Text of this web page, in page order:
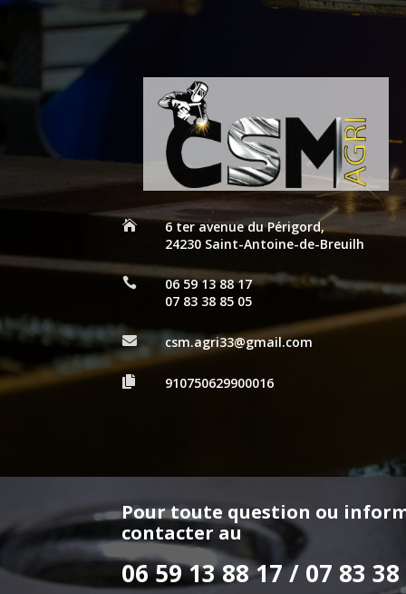

6 ter avenue du Périgord,
24230 Saint-Antoine-de-Breuilh

06 59 13 88 17
07 83 38 85 05
 csm.agri33@gmail.com
 910750629900016
Pour toute question ou
contacter au
06 59 13 88 17 / 07 83